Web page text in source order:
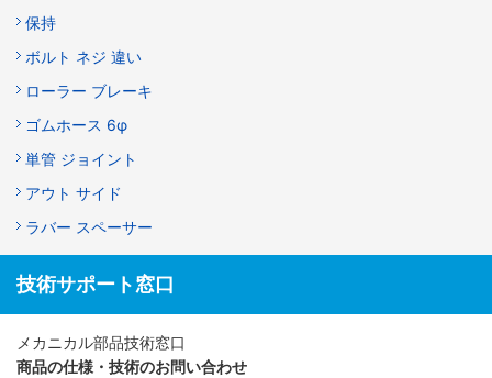
保持
ボルト ネジ 違い
ローラー ブレーキ
ゴムホース 6φ
単管 ジョイント
アウト サイド
ラバー スペーサー
技術サポート窓口
メカニカル部品技術窓口
商品の仕様・技術のお問い合わせ